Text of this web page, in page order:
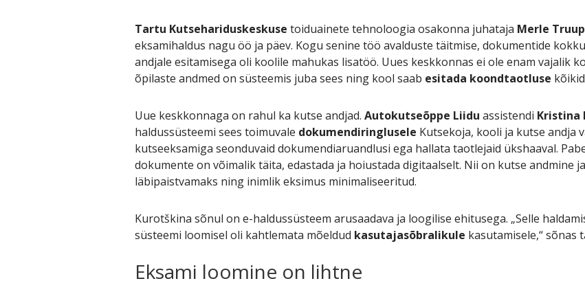
Tartu Kutsehariduskeskuse toiduainete tehnoloogia osakonna juhataja Merle
eksamihaldus nagu öö ja päev. Kogu senine töö avalduste täitmise, dokumentide
andjale esitamisega oli koolile mahukas lisatöö. Uues keskkonnas ei ole enam vajalik
õpilaste andmed on süsteemis juba sees ning kool saab esitada koondtaotluse
Uue keskkonnaga on rahul ka kutse andjad. Autokutseõppe Liidu assistendi Kristina
haldussüsteemi sees toimuvale dokumendiringlusele Kutsekoja, kooli ja kutse andja
kutseeksamiga seonduvaid dokumendiaruandlusi ega hallata taotlejaid ükshaaval.
dokumente on võimalik täita, edastada ja hoiustada digitaalselt. Nii on kutse andmine
läbipaistvamaks ning inimlik eksimus minimaliseeritud.
Kurotškina sõnul on e-haldussüsteem arusaadava ja loogilise ehitusega. „Selle
süsteemi loomisel oli kahtlemata mõeldud kasutajasõbralikule kasutamisele,“ sõnas
Eksami loomine on lihtne